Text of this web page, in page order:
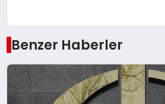
Benzer Haberler